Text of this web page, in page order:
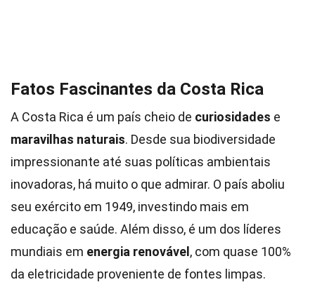
Fatos Fascinantes da Costa Rica
A Costa Rica é um país cheio de curiosidades e
maravilhas naturais. Desde sua biodiversidade
impressionante até suas políticas ambientais
inovadoras, há muito o que admirar. O país aboliu
seu exército em 1949, investindo mais em
educação e saúde. Além disso, é um dos líderes
mundiais em energia renovável , com quase 100%
da eletricidade proveniente de fontes limpas.